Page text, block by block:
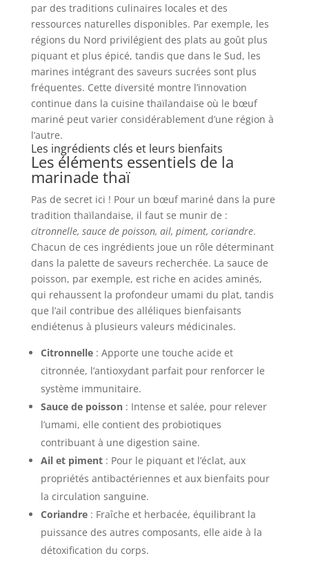
par des traditions culinaires locales et des
ressources naturelles disponibles. Par exemple, les
régions du Nord privilégient des plats au goût plus
piquant et plus épicé, tandis que dans le Sud, les
marines intégrant des saveurs sucrées sont plus
fréquentes. Cette diversité montre l’innovation
continue dans la cuisine thaïlandaise où le bœuf
mariné peut varier considérablement d’une région à
l’autre.
Les ingrédients clés et leurs bienfaits
Les éléments essentiels de la
marinade thaï
Pas de secret ici ! Pour un bœuf mariné dans la pure
tradition thaïlandaise, il faut se munir de :
citronnelle, sauce de poisson, ail, piment, coriandre.
Chacun de ces ingrédients joue un rôle déterminant
dans la palette de saveurs recherchée. La sauce de
poisson, par exemple, est riche en acides aminés,
qui rehaussent la profondeur umami du plat, tandis
que l’ail contribue des alléliques bienfaisants
endiétenus à plusieurs valeurs médicinales.
Citronnelle: Apporte une touche acide et
citronnée, l’antioxydant parfait pour renforcer le
système immunitaire.
Sauce de poisson: Intense et salée, pour relever
l’umami, elle contient des probiotiques
contribuant à une digestion saine.
Ail et piment: Pour le piquant et l’éclat, aux
propriétés antibactériennes et aux bienfaits pour
la circulation sanguine.
Coriandre: Fraîche et herbacée, équilibrant la
puissance des autres composants, elle aide à la
détoxification du corps.